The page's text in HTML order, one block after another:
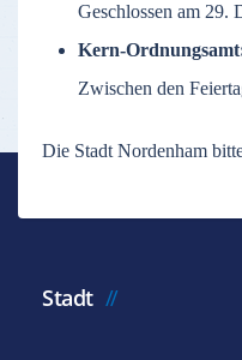
Geschlossen am 29.
Kern-
Zwischen den
Die Stadt Nordenham
Stadt